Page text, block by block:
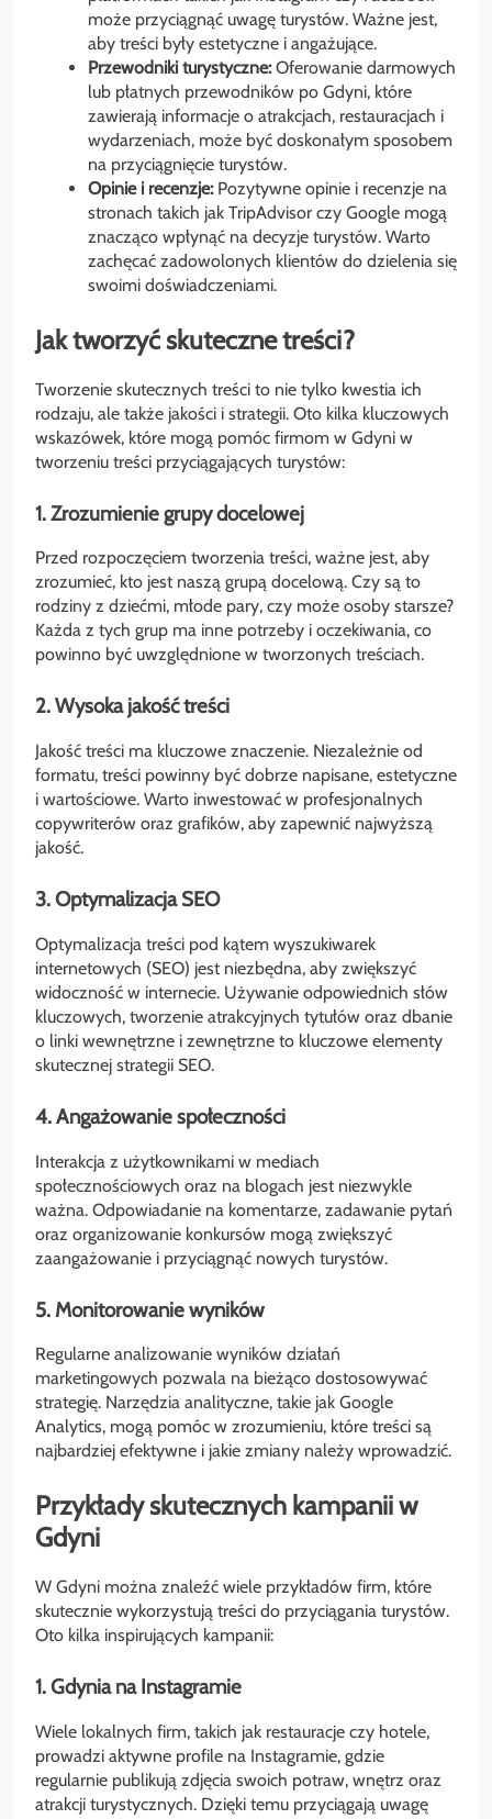
może przyciągnąć uwagę turystów. Ważne jest,
aby treści były estetyczne i angażujące.
Przewodniki turystyczne:Oferowanie darmowych
lub płatnych przewodników po Gdyni, które
zawierają informacje o atrakcjach, restauracjach i
wydarzeniach, może być doskonałym sposobem
na przyciągnięcie turystów.
Opinie i recenzje:Pozytywne opinie i recenzje na
stronach takich jak TripAdvisor czy Google mogą
znacząco wpłynąć na decyzje turystów. Warto
zachęcać zadowolonych klientów do dzielenia się
swoimi doświadczeniami.
Jak tworzyć skuteczne treści?
Tworzenie skutecznych treści to nie tylko kwestia ich
rodzaju, ale także jakości i strategii. Oto kilka kluczowych
wskazówek, które mogą pomóc firmom w Gdyni w
tworzeniu treści przyciągających turystów:
1. Zrozumienie grupy docelowej
Przed rozpoczęciem tworzenia treści, ważne jest, aby
zrozumieć, kto jest naszą grupą docelową. Czy są to
rodziny z dziećmi, młode pary, czy może osoby starsze?
Każda z tych grup ma inne potrzeby i oczekiwania, co
powinno być uwzględnione w tworzonych treściach.
2. Wysoka jakość treści
Jakość treści ma kluczowe znaczenie. Niezależnie od
formatu, treści powinny być dobrze napisane, estetyczne
i wartościowe. Warto inwestować w profesjonalnych
copywriterów oraz grafików, aby zapewnić najwyższą
jakość.
3. Optymalizacja SEO
Optymalizacja treści pod kątem wyszukiwarek
internetowych (SEO) jest niezbędna, aby zwiększyć
widoczność w internecie. Używanie odpowiednich słów
kluczowych, tworzenie atrakcyjnych tytułów oraz dbanie
o linki wewnętrzne i zewnętrzne to kluczowe elementy
skutecznej strategii SEO.
4. Angażowanie społeczności
Interakcja z użytkownikami w mediach
społecznościowych oraz na blogach jest niezwykle
ważna. Odpowiadanie na komentarze, zadawanie pytań
oraz organizowanie konkursów mogą zwiększyć
zaangażowanie i przyciągnąć nowych turystów.
5. Monitorowanie wyników
Regularne analizowanie wyników działań
marketingowych pozwala na bieżąco dostosowywać
strategię. Narzędzia analityczne, takie jak Google
Analytics, mogą pomóc w zrozumieniu, które treści są
najbardziej efektywne i jakie zmiany należy wprowadzić.
Przykłady skutecznych kampanii w
Gdyni
W Gdyni można znaleźć wiele przykładów firm, które
skutecznie wykorzystują treści do przyciągania turystów.
Oto kilka inspirujących kampanii:
1. Gdynia na Instagramie
Wiele lokalnych firm, takich jak restauracje czy hotele,
prowadzi aktywne profile na Instagramie, gdzie
regularnie publikują zdjęcia swoich potraw, wnętrz oraz
atrakcji turystycznych. Dzięki temu przyciągają uwagę